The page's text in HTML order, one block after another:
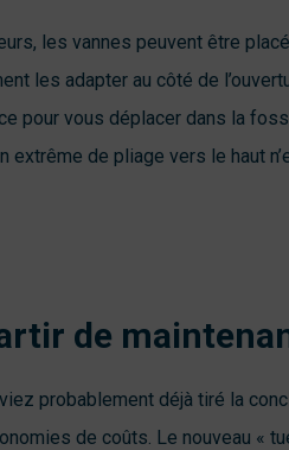
les vannes peuvent être
les adapter au côté de
pour vous déplacer dans la
extrême de pliage vers le haut
de
probablement déjà tiré la
de coûts. Le nouveau «